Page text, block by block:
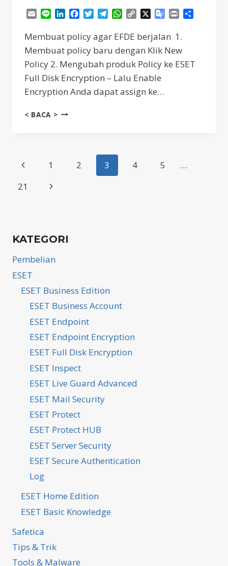
EmailLine LinkedInFacebook
TwitterTelegram
WhatsApp
CopyX
Google
Print
Membuat policy agar EFDE berjalan 1.
Membuat policy baru dengan Klik New
Policy 2. Mengubah produk Policy ke ESET
Full Disk Encryption – Lalu Enable
Encryption Anda dapat assign ke…
< BACA > KONFIGURASI
Page
navigation
Previous
Page
1 2 3 4 5
…
21
Next
KATEGORI
Pembelian
ESET
ESET Business Edition
ESET Business Account
ESET Endpoint
ESET Endpoint Encryption
ESET Full Disk Encryption
ESET Inspect
ESET Live Guard Advanced
ESET Mail Security
ESET Protect
ESET Protect HUB
ESET Server Security
ESET Secure Authentication
Log
ESET Home Edition
ESET Basic Knowledge
Safetica
Tips & Trik
Tools & Malware